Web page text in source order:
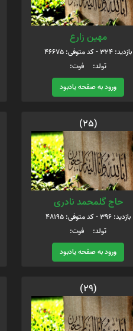
مهین زارع
بازدید: 324 - کد متوفی: 46675
تولد: فوت:
ورود به صفحه یادبود
(25)
حاج گلمحمد نادری
بازدید: 396 - کد متوفی: 48195
تولد: فوت:
ورود به صفحه یادبود
(29)